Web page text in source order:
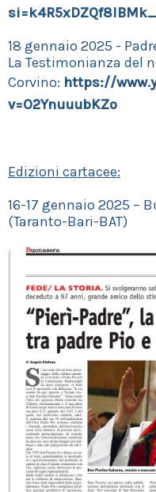
18 gennaio 2025 -
La Testimonianza del
Corvino: https://
v=O2YnuuubKZo
Edizioni cartacee:
16-17 gennaio 2025 –
(Taranto-Bari-BAT)